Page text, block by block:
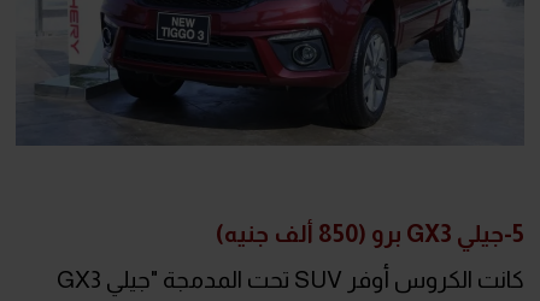
5-جيلي GX3 برو (850 ألف جنيه)
كانت الكروس أوفر SUV تحت المدمجة "جيلي GX3